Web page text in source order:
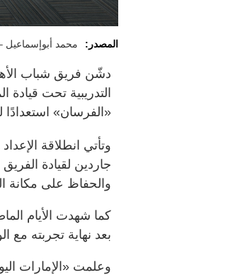
المصدر: محمد أبوإسماعيل
دشّن فريق شباب
التدريبية تحت قيادة
«الفرسان» استعدادًا
وتأتي انطلاقة
جاردين لقيادة
والحفاظ على مكانة
كما شهدت الأيام
بعد نهاية تجربته مع
وعلمت «الإمارات